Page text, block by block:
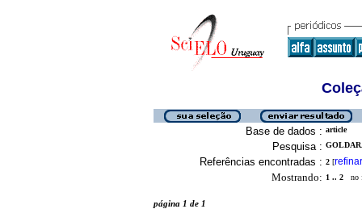
Base de dados : article
Pesquisa :
Referências encontradas : 2 [refinar
Mostrando: 1 .. 2 no
página 1 de 1